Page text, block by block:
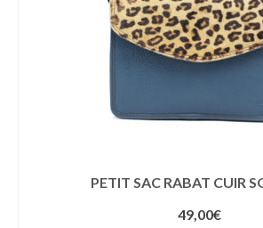
BASKETS
BOTTINES
ESCARPINS
PETIT SAC RABAT CUIR
49,00€